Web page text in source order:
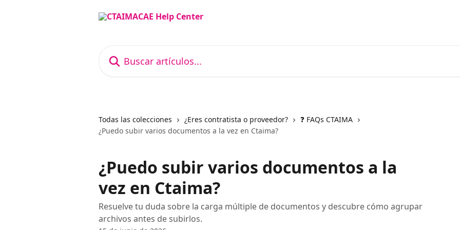
Todas las colecciones ¿Eres contratista o proveedor?
❓ FAQs CTAIMA
¿Puedo subir varios documentos a la vez en Ctaima?
¿Puedo subir varios documentos a la
vez en Ctaima?
Resuelve tu duda sobre la carga múltiple de documentos y descubre cómo agrupar
archivos antes de subirlos.